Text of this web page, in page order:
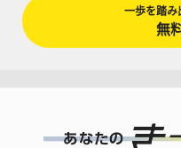
一歩を踏み
無